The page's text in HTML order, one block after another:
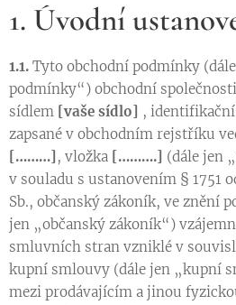
1. Úvodní
1.1. Tyto obchodní podmínky
podmínky“) obchodní společnosti
sídlem [vaše sídlo] ,
zapsané v obchodním rejstříku
[………] , vložka [……….] (dále jen
v souladu s ustanovením § 1751
Sb., občanský zákoník, ve znění
jen „občanský zákoník“)
smluvních stran vzniklé v
kupní smlouvy (dále jen „kupní
mezi prodávajícím a jinou